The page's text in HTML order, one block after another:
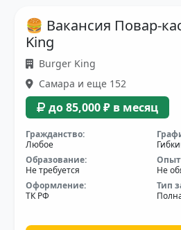
🍔 Вакансия Повар-
King
Burger King
Самара и еще 152
до 85,000 ₽ в месяц
Гражданство:
Любое
Образование:
Не требуется
Опыт
Не
Оформление:
ТК РФ
Тип